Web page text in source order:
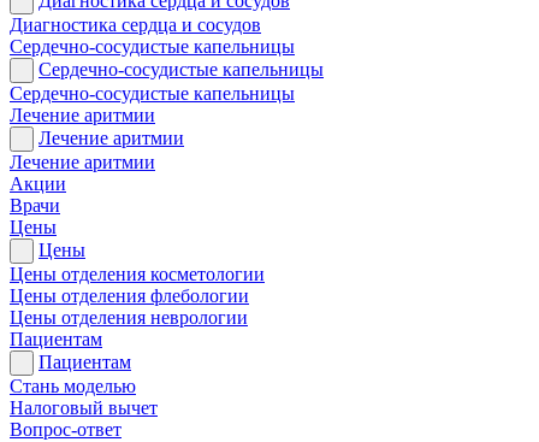
Диагностика сердца и сосудов
Сердечно-сосудистые капельницы
Сердечно-сосудистые капельницы
Сердечно-сосудистые капельницы
Лечение аритмии
Лечение аритмии
Лечение аритмии
Акции
Врачи
Цены
Цены
Цены отделения косметологии
Цены отделения флебологии
Цены отделения неврологии
Пациентам
Пациентам
Стань моделью
Налоговый вычет
Вопрос-ответ